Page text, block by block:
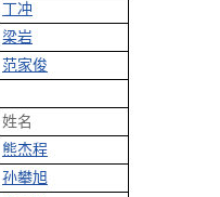
丁冲
梁岩
范家俊
姓名
熊杰程
孙攀旭